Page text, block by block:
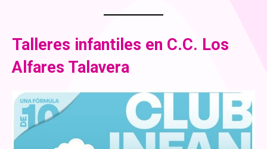
Talleres infantiles en C.C. Los
Alfares Talavera